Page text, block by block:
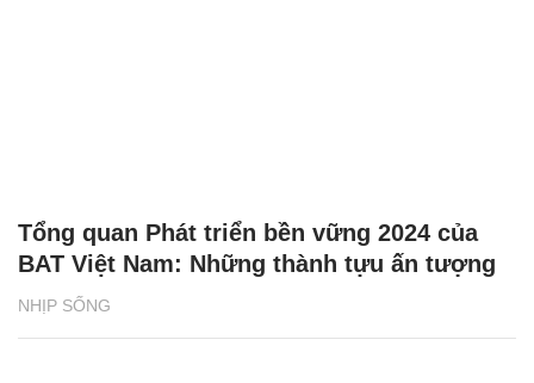
NHỊP SỐNG
Tổng quan Phát triển bền vững 2024 của
BAT Việt Nam: Những thành tựu ấn tượng